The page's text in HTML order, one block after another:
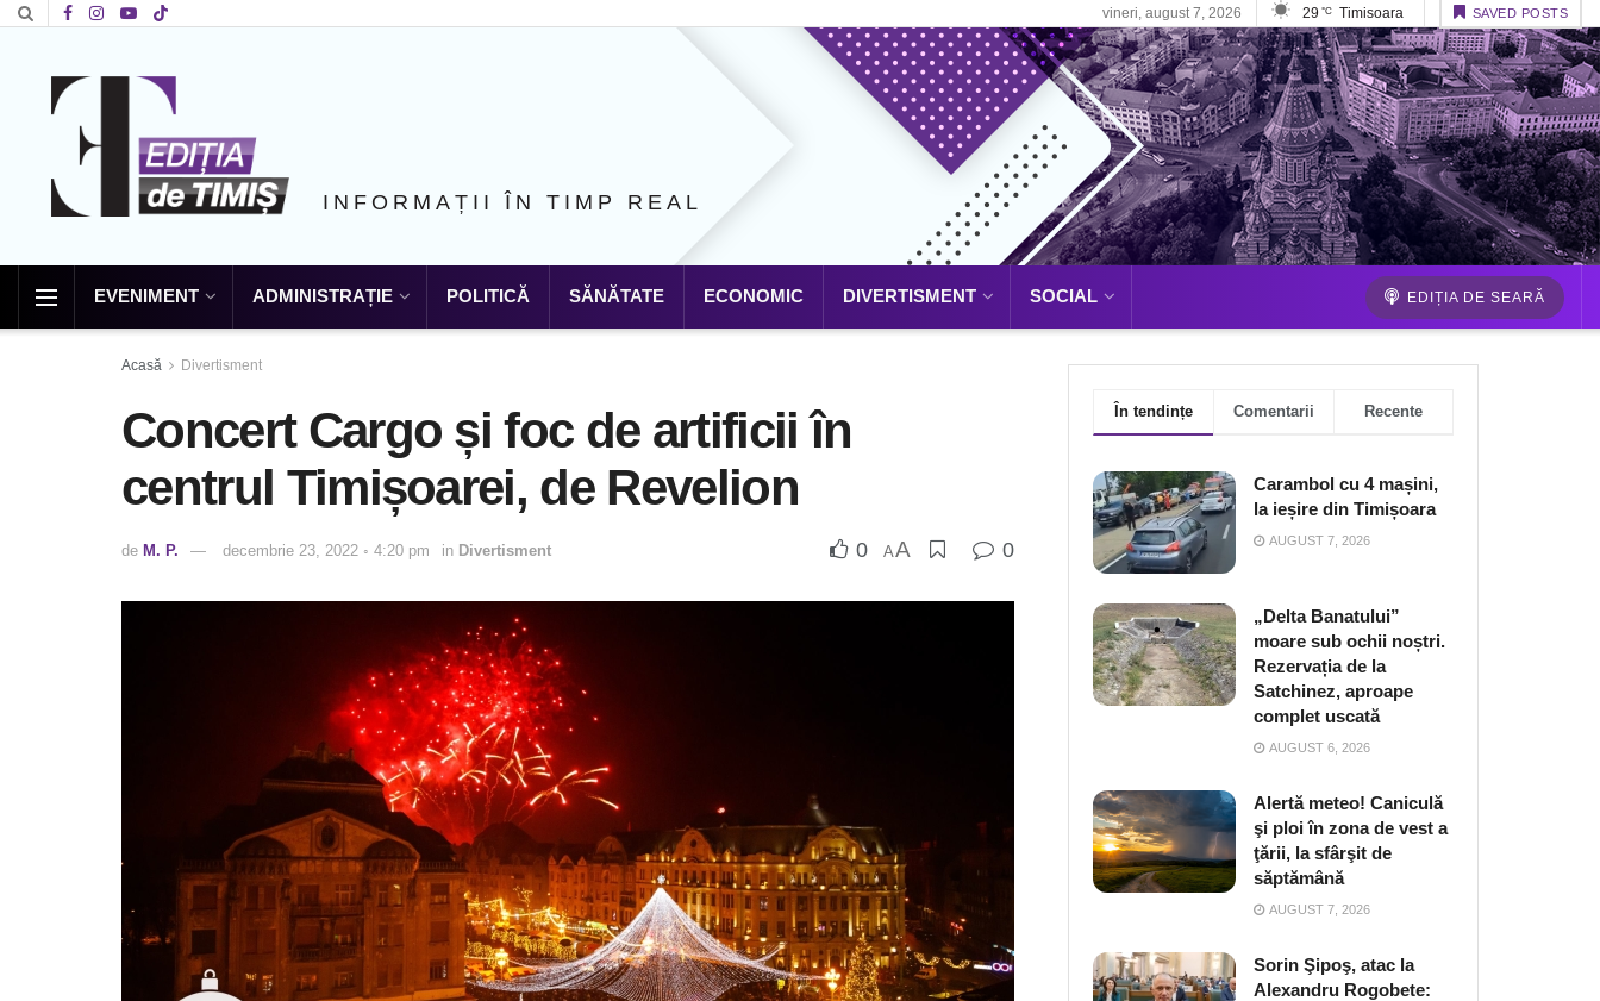
vineri, august 7, 2026 29 °C Timisoara SAVED POSTS
INFORMAȚII ÎN TIMP REAL
EVENIMENT ADMINISTRAȚIE POLITICĂ SĂNĂTATE ECONOMIC DIVERTISMENT SOCIAL EDIȚIA DE SEARĂ
Acasă Divertisment
Concert Cargo și foc de artificii în
centrul Timișoarei, de Revelion
de M. P. decembrie 23, 2022 ◦ 4:20 pm in Divertisment 0 AA 0
În tendințe Comentarii Recente
Carambol cu 4 mașini,
la ieșire din Timișoara
AUGUST 7, 2026
„Delta Banatului”
moare sub ochii noștri.
Rezervația de la
Satchinez, aproape
complet uscată
AUGUST 6, 2026
Alertă meteo! Caniculă
şi ploi în zona de vest a
ţării, la sfârşit de
săptămână
AUGUST 7, 2026
Sorin Şipoş, atac la
Alexandru Rogobete: